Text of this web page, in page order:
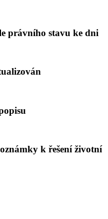
právního stavu ke dni
k řešení životní